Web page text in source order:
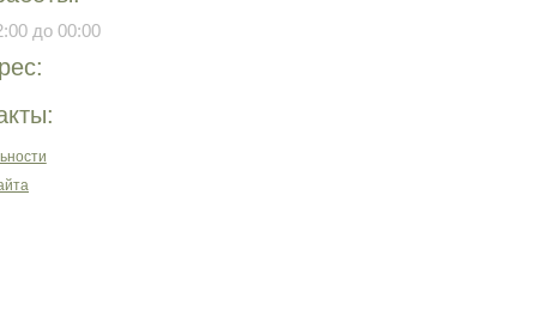
до 00:00